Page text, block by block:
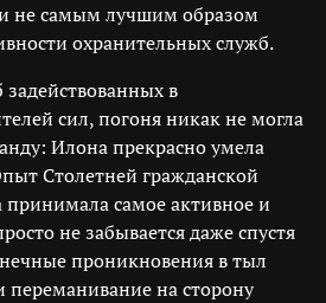
не самым лучшим образом
охранительных служб.
в
сил, погоня никак не могла
Илона прекрасно умела
Столетней гражданской
самое активное и
не забывается даже спустя
проникновения в тыл
переманивание на сторону